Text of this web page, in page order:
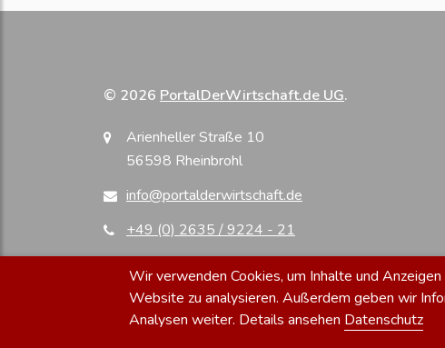
© 2026 PortalDerWirtschaft.de UG.
Arienheller Straße 10
56598 Rheinbrohl
info@portalderwirtschaft.de
+49 (0) 2635 / 9224 - 21
Wir verwenden Cookies, um Inhalte und
Website zu analysieren. Außerdem geben wir
Analysen weiter. Details ansehen Datenschutz